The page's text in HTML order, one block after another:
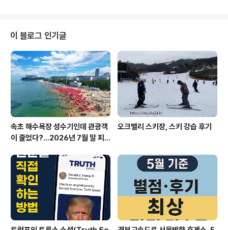
겁습니다. 이 글에서는 가덕도 신공항의 필요성과 문제점
을 다각도로 살펴보고자 합니다. 가덕도 신공항 건설의 필
요성국토 균형발전과 지역 경제 활성화가덕도 신공항은 수
도권 집중화를 완화하고 동남권 경제를 활성화하기 위한
핵심 과제로 꼽힙니다. 특히 부산, 울산, 경남을 아우르는
초광역 경제권 구축과 메가시티 실현을 위한 기반 ..
이 블로그 인기글
속초 해수욕장 성수기인데 관광객
이 줄었다?…2026년 7월 말 피
오크밸리 스키장, 스키 강습 후기